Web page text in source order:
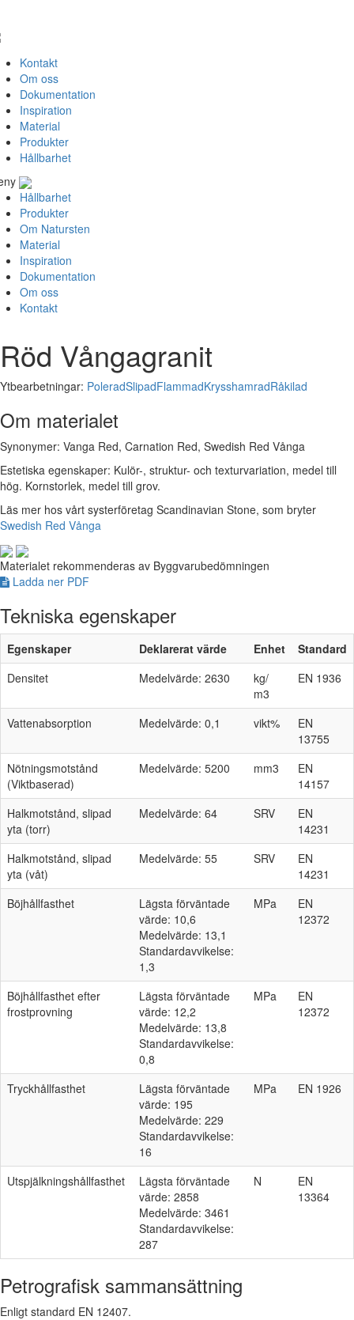
Kontakt
Om oss
Dokumentation
Inspiration
Material
Produkter
Hållbarhet
Hållbarhet
Produkter
Om Natursten
Material
Inspiration
Dokumentation
Om oss
Kontakt
Röd Vångagranit
Ytbearbetningar: PoleradSlipadFlammadKrysshamradRåkilad
Om materialet
Synonymer: Vanga Red, Carnation Red, Swedish Red Vånga
Estetiska egenskaper: Kulör-, struktur- och texturvariation, medel till
hög. Kornstorlek, medel till grov.
Läs mer hos vårt systerföretag Scandinavian Stone, som bryter
Swedish Red Vånga
Materialet rekommenderas av Byggvarubedömningen
Ladda ner PDF
Tekniska egenskaper
Egenskaper Deklarerat värde Enhet
Standard
Densitet
Medelvärde: 2630
kg/
m3
EN 1936
Vattenabsorption Medelvärde: 0,1 vikt%
EN
13755
Nötningsmotstånd
(Viktbaserad)
Medelvärde: 5200 mm3
EN
14157
Halkmotstånd, slipad
yta (torr)
Medelvärde: 64 SRV
EN
14231
Halkmotstånd, slipad
yta (våt)
Medelvärde: 55 SRV
EN
14231
Böjhållfasthet
Lägsta förväntade
värde: 10,6
Medelvärde: 13,1
Standardavvikelse:
1,3
MPa
EN
12372
Böjhållfasthet efter
frostprovning
Lägsta förväntade
värde: 12,2
Medelvärde: 13,8
Standardavvikelse:
0,8
MPa
EN
12372
Tryckhållfasthet
Lägsta förväntade
värde: 195
Medelvärde: 229
Standardavvikelse:
16
MPa EN 1926
Utspjälkningshållfasthet
Lägsta förväntade
värde: 2858
Medelvärde: 3461
Standardavvikelse:
287
N
EN
13364
Petrografisk sammansättning
Enligt standard EN 12407.